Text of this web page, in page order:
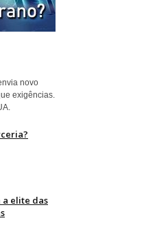
novo
exigências.
a elite das